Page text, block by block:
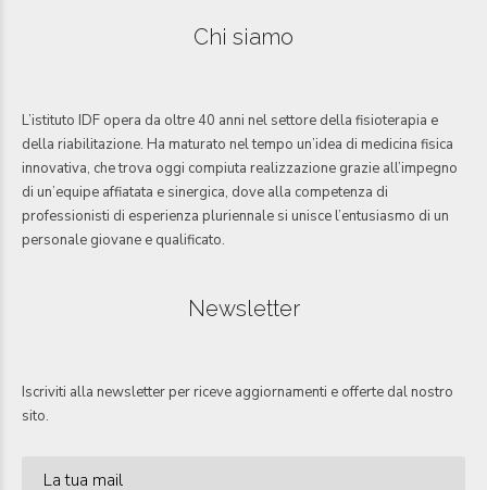
Chi siamo
L’istituto IDF opera da oltre 40 anni nel settore della fisioterapia e
della riabilitazione. Ha maturato nel tempo un’idea di medicina fisica
innovativa, che trova oggi compiuta realizzazione grazie all’impegno
di un’equipe affiatata e sinergica, dove alla competenza di
professionisti di esperienza pluriennale si unisce l’entusiasmo di un
personale giovane e qualificato.
Newsletter
Iscriviti alla newsletter per riceve aggiornamenti e offerte dal nostro
sito.